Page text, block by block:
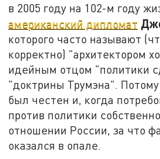
в 2005 году на 102-м году
американский дипломат
которого часто называют
корректно) "архитектором
идейным отцом "политики
"доктрины Трумэна".
был честен и, когда
против политики
отношении России, за что
оказался в опале.